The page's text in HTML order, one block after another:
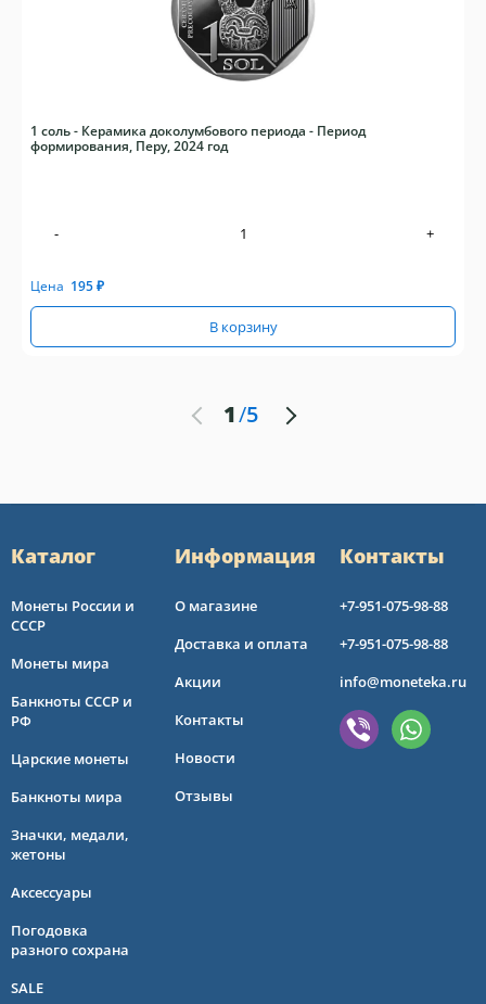
1 соль - Керамика доколумбового периода - Период
формирования, Перу, 2024 год
- +
Цена 195₽
В корзину
1/5
Каталог
Монеты России и
СССР
Монеты мира
Банкноты СССР и
РФ
Царские монеты
Банкноты мира
Значки, медали,
жетоны
Аксессуары
Погодовка
разного сохрана
SALE
Информация
О магазине
Доставка и оплата
Акции
Контакты
Новости
Отзывы
Контакты
+7-951-075-98-88
+7-951-075-98-88
info@moneteka.ru